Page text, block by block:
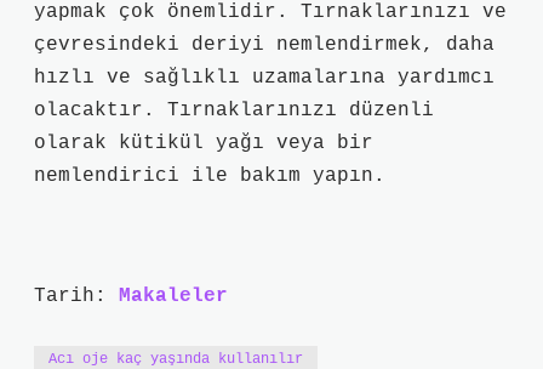
yapmak çok önemlidir. Tırnaklarınızı ve
çevresindeki deriyi nemlendirmek, daha
hızlı ve sağlıklı uzamalarına yardımcı
olacaktır. Tırnaklarınızı düzenli
olarak kütikül yağı veya bir
nemlendirici ile bakım yapın.
Tarih: Makaleler
Acı oje kaç yaşında kullanılır